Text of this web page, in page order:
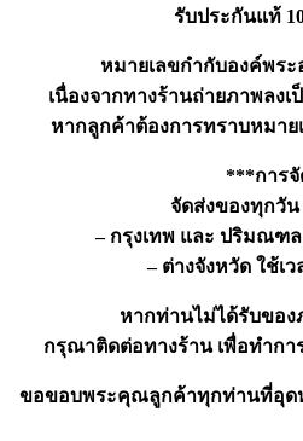
รับประกันแท้
หมายเลขกำกับองค์พระ
เนื่องจากทางร้านถ่ายภาพลงเ
หากลูกค้าต้องการทราบหมาย
***การ
จัดส่งของทุกวั
– กรุงเทพ และ ปริมณฑล
– ต่างจังหวัด ใช้เ
หากท่านไม่ได้รับของ
กรุณาติดต่อทางร้าน เพื่อทำก
ขอขอบพระคุณลูกค้าทุกท่านที่อุด